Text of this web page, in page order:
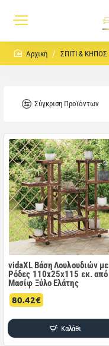
homeΣΠΙΤΙ & ΚΗΠΟΣ
Σύγκριση Προϊόντων
vidaXL Βάση Λουλουδιών με
Ρόδες 110x25x115 εκ. από
Μασίφ Ξύλο Ελάτης
80.42€
Καλάθι